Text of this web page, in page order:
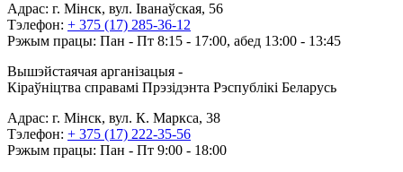
Адрас: г. Мінск, вул. Іванаўская, 56
Тэлефон: + 375 (17) 285-36-12
Рэжым працы: Пан - Пт 8:15 - 17:00, абед 13:00 - 13:45
Вышэйстаячая арганізацыя -
Кіраўніцтва справамі Прэзідэнта Рэспублікі Беларусь
Адрас: г. Мінск, вул. К. Маркса, 38
Тэлефон: + 375 (17) 222-35-56
Рэжым працы: Пан - Пт 9:00 - 18:00